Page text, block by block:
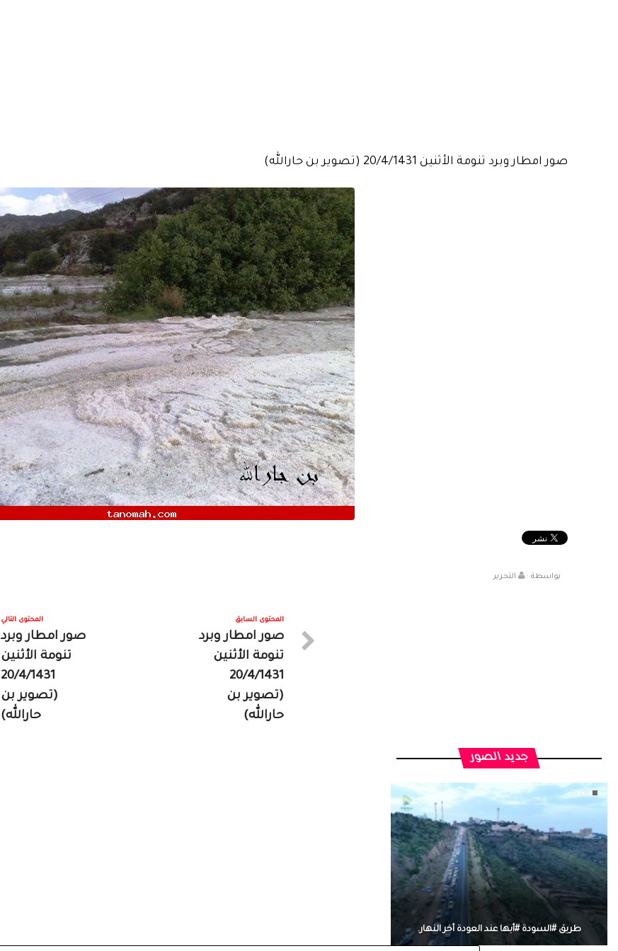
صور امطار وبرد تنومة الأثنين 20/4/1431 (تصوير بن حارالله)
بواسطة : التحرير
المحتوى السابق
صور امطار وبرد
تنومة الأثنين
20/4/1431
(تصوير بن
حارالله)
المحتوى التالي
صور امطار وبرد
تنومة الأثنين
20/4/1431
(تصوير بن
حارالله)
جديد الصور
طريق #السودة #أبها عند العودة أخر النهار.